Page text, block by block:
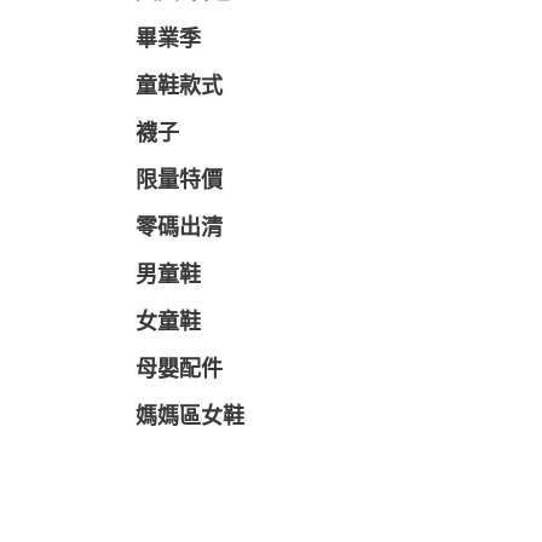
畢業季
童鞋款式
襪子
限量特價
零碼出清
男童鞋
女童鞋
母嬰配件
媽媽區女鞋